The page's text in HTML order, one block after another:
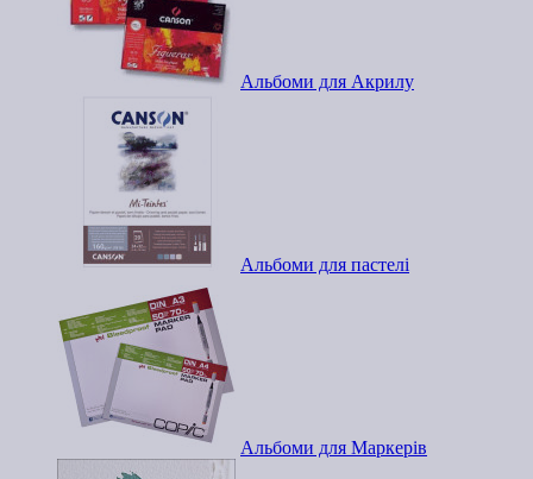
Альбоми для Акрилу
Альбоми для пастелі
Альбоми для Маркерів